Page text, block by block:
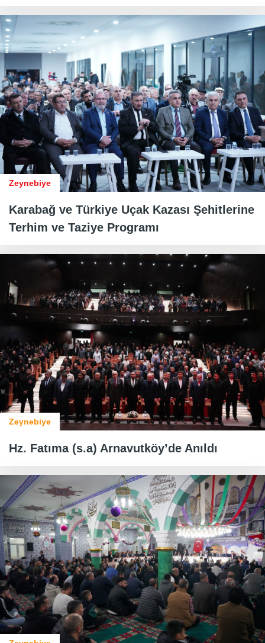
Zeynebiye
Karabağ ve Türkiye Uçak Kazası Şehitlerine
Terhim ve Taziye Programı
Zeynebiye
Hz. Fatıma (s.a) Arnavutköy’de Anıldı